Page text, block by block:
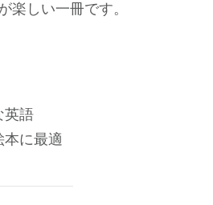
楽しい一冊です。
英語
本に最適